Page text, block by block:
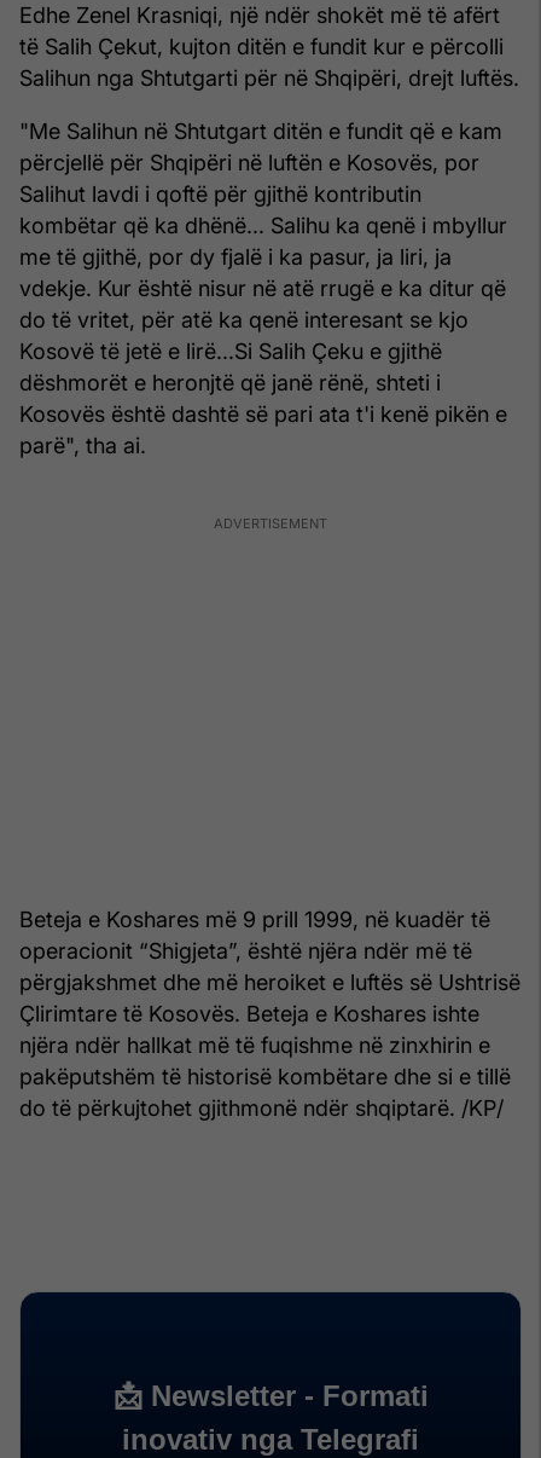
Edhe Zenel Krasniqi, një ndër shokët më të afërt
të Salih Çekut, kujton ditën e fundit kur e përcolli
Salihun nga Shtutgarti për në Shqipëri, drejt luftës.
"Me Salihun në Shtutgart ditën e fundit që e kam
përcjellë për Shqipëri në luftën e Kosovës, por
Salihut lavdi i qoftë për gjithë kontributin
kombëtar që ka dhënë... Salihu ka qenë i mbyllur
me të gjithë, por dy fjalë i ka pasur, ja liri, ja
vdekje. Kur është nisur në atë rrugë e ka ditur që
do të vritet, për atë ka qenë interesant se kjo
Kosovë të jetë e lirë...Si Salih Çeku e gjithë
dëshmorët e heronjtë që janë rënë, shteti i
Kosovës është dashtë së pari ata t'i kenë pikën e
parë", tha ai.
Beteja e Koshares më 9 prill 1999, në kuadër të
operacionit “Shigjeta”, është njëra ndër më të
përgjakshmet dhe më heroiket e luftës së Ushtrisë
Çlirimtare të Kosovës. Beteja e Koshares ishte
njëra ndër hallkat më të fuqishme në zinxhirin e
pakëputshëm të historisë kombëtare dhe si e tillë
do të përkujtohet gjithmonë ndër shqiptarë. /KP/